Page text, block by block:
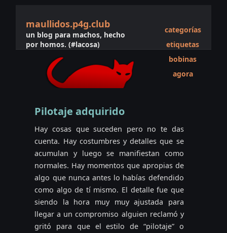
categorías
etiquetas
bobinas
agora
maullidos.p4g.club
un blog para machos, hecho
por homos. (#lacosa)
Pilotaje adquirido
Hay cosas que suceden pero no te das
cuenta. Hay costumbres y detalles que se
acumulan y luego se manifiestan como
normales. Hay momentos que apropias de
algo que nunca antes lo habías defendido
como algo de tí mismo. El detalle fue que
siendo la hora muy muy ajustada para
llegar a un compromiso alguien reclamó y
gritó para que el estilo de “pilotaje” o